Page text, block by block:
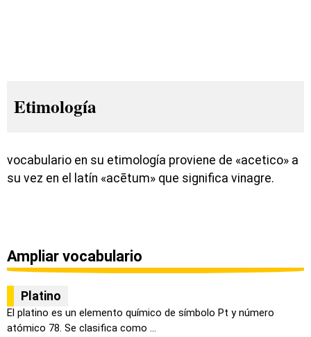
Etimología
vocabulario en su etimología proviene de «acetico» a
su vez en el latín «acētum» que significa vinagre.
Ampliar vocabulario
Platino
El platino es un elemento químico de símbolo Pt y número
atómico 78. Se clasifica como ...